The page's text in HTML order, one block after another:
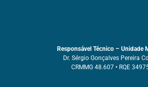
Responsável Técnico – Unidade
Dr. Sérgio Gonçalves Pereira
CRMMG 48.607 • RQE